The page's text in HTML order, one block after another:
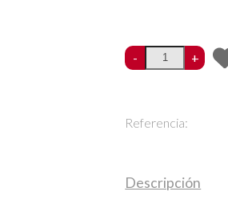
- +
Referencia:
Descripción